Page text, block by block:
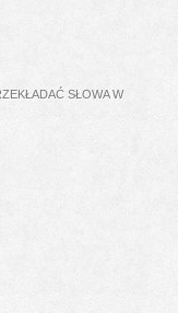
SŁOWA W